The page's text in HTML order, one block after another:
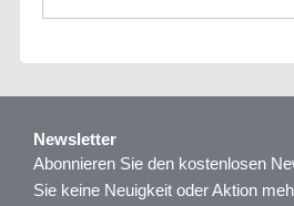
Newsletter
Abonnieren Sie den kostenlosen
Sie keine Neuigkeit oder Aktion